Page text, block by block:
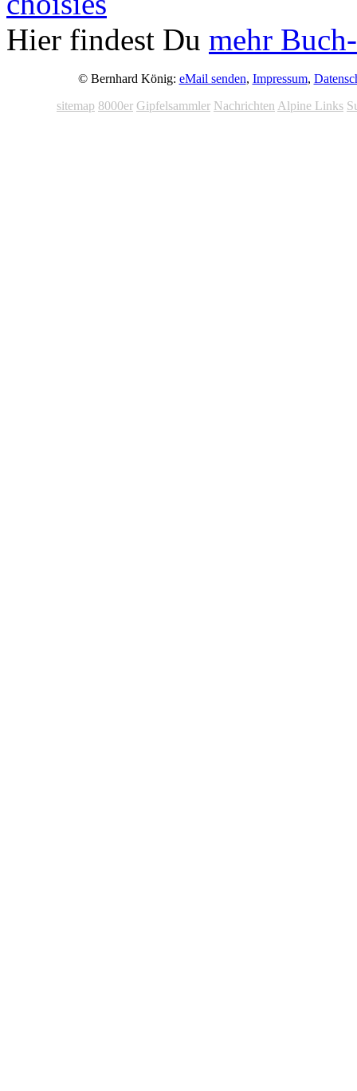
Hier findest Du mehr
© Bernhard König: eMail senden, Impressum,
sitemap 8000er Gipfelsammler Nachrichten Alpine Links